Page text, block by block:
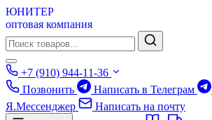
ЮНИТЕР
оптовая компания
+7 (910) 944-11-36
Позвонить
Написать в Телеграм
Я.Мессенджер
Написать на почту